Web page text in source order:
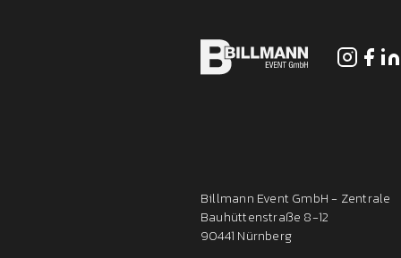
Billmann Event GmbH - Zentrale
Bauhüttenstraße 8-12
90441 Nürnberg